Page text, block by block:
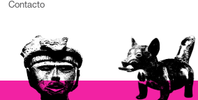
Contacto